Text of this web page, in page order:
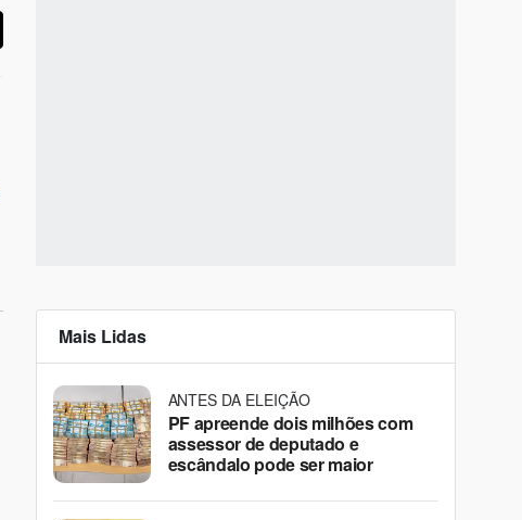
Mais Lidas
ANTES DA ELEIÇÃO
PF apreende dois milhões com
assessor de deputado e
escândalo pode ser maior